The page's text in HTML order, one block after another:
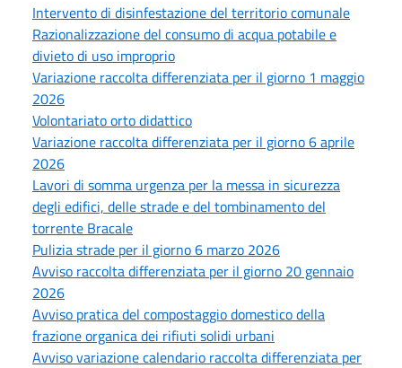
Intervento di disinfestazione del territorio comunale
Razionalizzazione del consumo di acqua potabile e
divieto di uso improprio
Variazione raccolta differenziata per il giorno 1 maggio
2026
Volontariato orto didattico
Variazione raccolta differenziata per il giorno 6 aprile
2026
Lavori di somma urgenza per la messa in sicurezza
degli edifici, delle strade e del tombinamento del
torrente Bracale
Pulizia strade per il giorno 6 marzo 2026
Avviso raccolta differenziata per il giorno 20 gennaio
2026
Avviso pratica del compostaggio domestico della
frazione organica dei rifiuti solidi urbani
Avviso variazione calendario raccolta differenziata per